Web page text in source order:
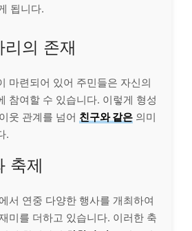
됩니다.
의 존재
마련되어 있어 주민들은 자신의
참여할 수 있습니다. 이렇게 형성
웃 관계를 넘어 친구와 같은 의미
.
축제
서 연중 다양한 행사를 개최하여
미를 더하고 있습니다. 이러한 축